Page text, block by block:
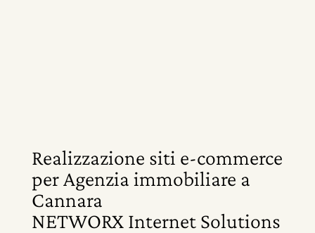
Realizzazione siti e-commerce
per Agenzia immobiliare a
Cannara
NETWORX Internet Solutions